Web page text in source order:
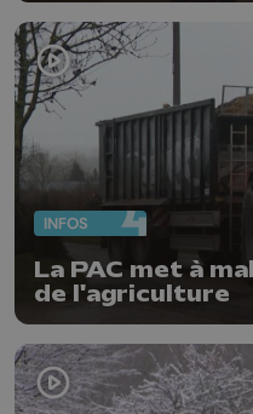
INFOS
La PAC met à
de l'agriculture